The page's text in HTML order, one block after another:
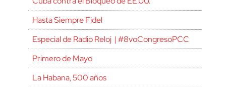
Hasta Siempre Fidel
Especial de Radio Reloj | #8voCongresoPCC
Primero de Mayo
La Habana, 500 años